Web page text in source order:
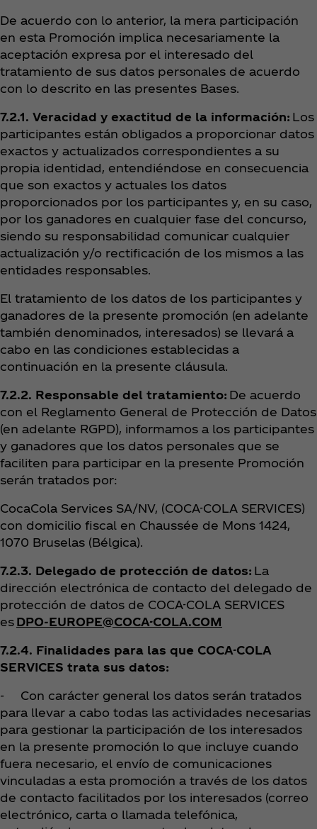
De acuerdo con lo anterior, la mera participación
en esta Promoción implica necesariamente la
aceptación expresa por el interesado del
tratamiento de sus datos personales de acuerdo
con lo descrito en las presentes Bases.
7.2.1. Veracidad y exactitud de la información: Los
participantes están obligados a proporcionar datos
exactos y actualizados correspondientes a su
propia identidad, entendiéndose en consecuencia
que son exactos y actuales los datos
proporcionados por los participantes y, en su caso,
por los ganadores en cualquier fase del concurso,
siendo su responsabilidad comunicar cualquier
actualización y/o rectificación de los mismos a las
entidades responsables.
El tratamiento de los datos de los participantes y
ganadores de la presente promoción (en adelante
también denominados, interesados) se llevará a
cabo en las condiciones establecidas a
continuación en la presente cláusula.
7.2.2. Responsable del tratamiento: De acuerdo
con el Reglamento General de Protección de Datos
(en adelante RGPD), informamos a los participantes
y ganadores que los datos personales que se
faciliten para participar en la presente Promoción
serán tratados por:
CocaCola Services SA/NV, (COCA-COLA SERVICES)
con domicilio fiscal en Chaussée de Mons 1424,
1070 Bruselas (Bélgica).
7.2.3. Delegado de protección de datos: La
dirección electrónica de contacto del delegado de
protección de datos de COCA-COLA SERVICES
es DPO-EUROPE@COCA-COLA.COM
7.2.4. Finalidades para las que COCA-COLA
SERVICES trata sus datos:
- Con carácter general los datos serán tratados
para llevar a cabo todas las actividades necesarias
para gestionar la participación de los interesados
en la presente promoción lo que incluye cuando
fuera necesario, el envío de comunicaciones
vinculadas a esta promoción a través de los datos
de contacto facilitados por los interesados (correo
electrónico, carta o llamada telefónica,